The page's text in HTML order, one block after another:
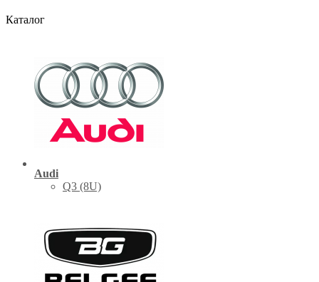
Каталог
Audi
Q3 (8U)